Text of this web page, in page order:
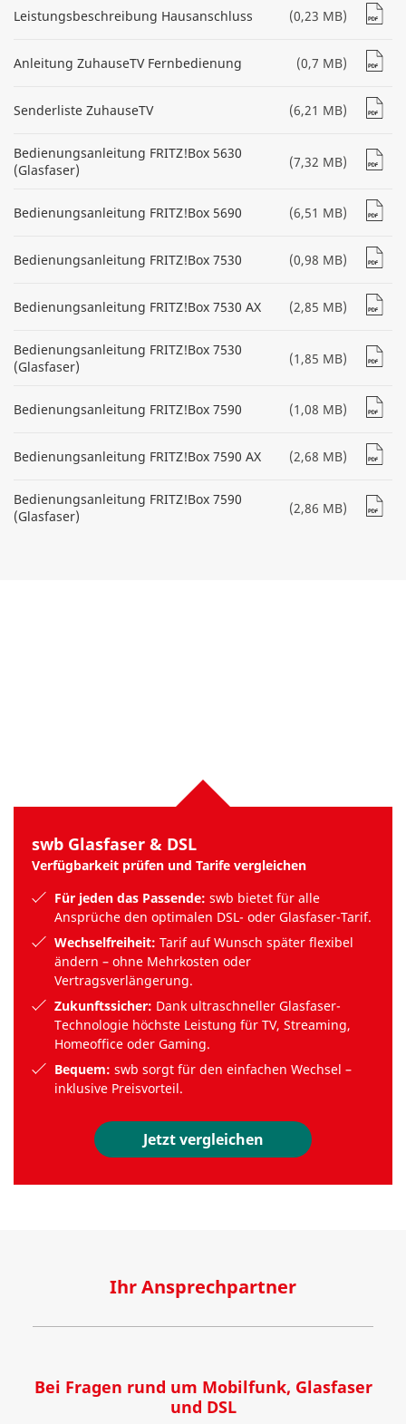
Leistungsbeschreibung Hausanschluss (0,23 MB)
Anleitung ZuhauseTV Fernbedienung (0,7 MB)
Senderliste ZuhauseTV (6,21 MB)
Bedienungsanleitung FRITZ!Box 5630
(Glasfaser)
(7,32 MB)
Bedienungsanleitung FRITZ!Box 5690 (6,51 MB)
Bedienungsanleitung FRITZ!Box 7530 (0,98 MB)
Bedienungsanleitung FRITZ!Box 7530 AX (2,85 MB)
Bedienungsanleitung FRITZ!Box 7530
(Glasfaser)
(1,85 MB)
Bedienungsanleitung FRITZ!Box 7590 (1,08 MB)
Bedienungsanleitung FRITZ!Box 7590 AX (2,68 MB)
Bedienungsanleitung FRITZ!Box 7590
(Glasfaser)
(2,86 MB)
swb Glasfaser & DSL
Verfügbarkeit prüfen und Tarife vergleichen
Für jeden das Passende: swb bietet für alle
Ansprüche den optimalen DSL- oder Glasfaser-Tarif.
Wechselfreiheit: Tarif auf Wunsch später flexibel
ändern – ohne Mehrkosten oder
Vertragsverlängerung.
Zukunftssicher: Dank ultraschneller Glasfaser-
Technologie höchste Leistung für TV, Streaming,
Homeoffice oder Gaming.
Bequem: swb sorgt für den einfachen Wechsel –
inklusive Preisvorteil.
Jetzt vergleichen
Ihr Ansprechpartner
Bei Fragen rund um Mobilfunk, Glasfaser
und DSL